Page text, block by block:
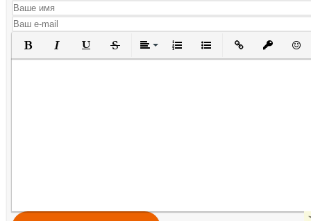
Полужирный
КурсивПодчеркнутый
ЗачеркнутыйВыравнивание
Нумерованный список
Маркированный список
Вставить ссылку
Вставить